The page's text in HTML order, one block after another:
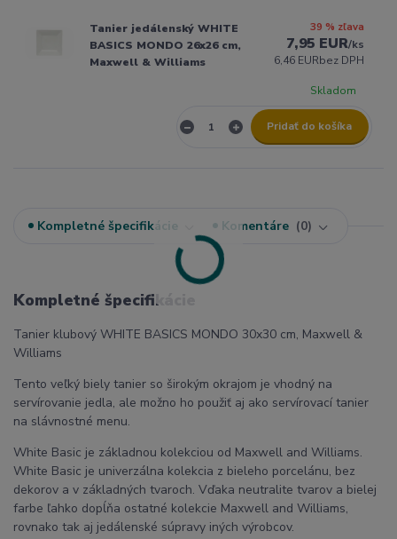
Tanier jedálenský WHITE
BASICS MONDO 26x26 cm,
Maxwell & Williams
39 % zľava
7,95 EUR/ks
6,46 EURbez DPH
Skladom
Pridať do košíka
Kompletné špecifikácie Komentáre 0
Kompletné špecifikácie
Tanier klubový WHITE BASICS MONDO 30x30 cm, Maxwell &
Williams
Tento veľký biely tanier so širokým okrajom je vhodný na
servírovanie jedla, ale možno ho použiť aj ako servírovací tanier
na slávnostné menu.
White Basic je základnou kolekciou od Maxwell and Williams.
White Basic je univerzálna kolekcia z bieleho porcelánu, bez
dekorov a v základných tvaroch. Vďaka neutralite tvarov a bielej
farbe ľahko dopĺňa ostatné kolekcie Maxwell and Williams,
rovnako tak aj jedálenské súpravy iných výrobcov.